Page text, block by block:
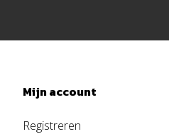
Mijn account
Registreren